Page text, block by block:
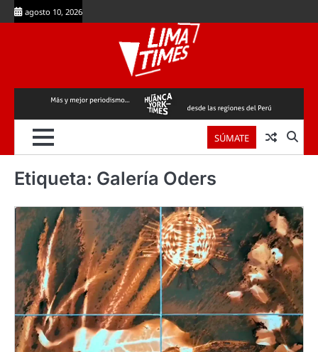
Skip
to
agosto 10, 2026
SÚMATE
Etiqueta: Galería Oders